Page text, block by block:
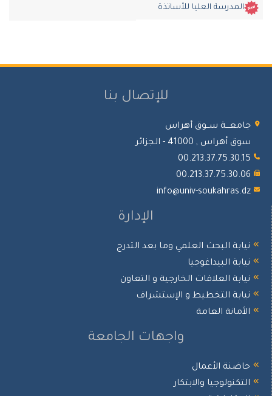
المدرسة العليا للأساتذة
للإتصال بنا
جامعـــة ســوق أهراس
سوق أهراس , 41000 - الجزائر
00.213.37.75.30.15
00.213.37.75.30.06
info@univ-soukahras.dz
الإدارة
نيابة البحث العلمي وما بعد التدرج
نيابة البيداغوجيا
نيابة العلاقات الخارجية و التعاون
نيابة التخطيط و الإستشراف
الأمانة العامة
واجهات الجامعة
حاضنة الأعمال
التكنولوجيا والابتكار